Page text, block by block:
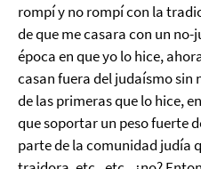
rompí y no rompí con la
de que me casara con un
época en que yo lo hice,
casan fuera del judaísmo sin
de las primeras que lo hice,
que soportar un peso fuerte
parte de la comunidad judía